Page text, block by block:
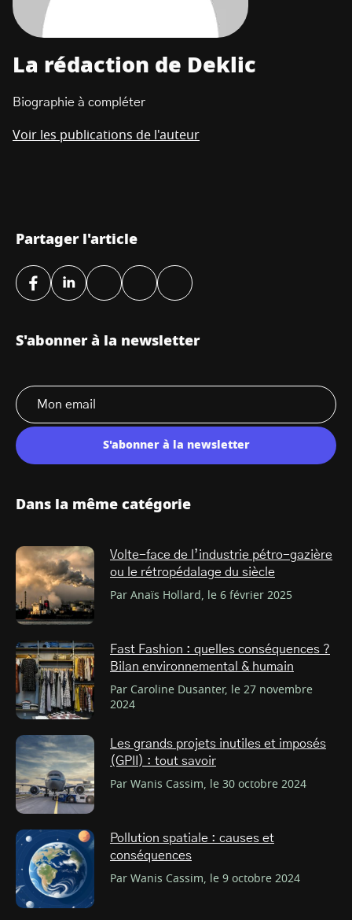
La rédaction de Deklic
Biographie à compléter
Voir les publications de l'auteur
Partager l'article
S'abonner à la newsletter
S'abonner à la newsletter
Dans la même catégorie
Volte-face de l’industrie pétro-gazière
ou le rétropédalage du siècle
Par Anaïs Hollard, le 6 février 2025
Fast Fashion : quelles conséquences ?
Bilan environnemental & humain
Par Caroline Dusanter, le 27 novembre
2024
Les grands projets inutiles et imposés
(GPII) : tout savoir
Par Wanis Cassim, le 30 octobre 2024
Pollution spatiale : causes et
conséquences
Par Wanis Cassim, le 9 octobre 2024